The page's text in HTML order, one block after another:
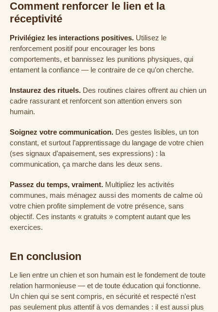
Comment renforcer le lien et la
réceptivité
Privilégiez les interactions positives. Utilisez le
renforcement positif pour encourager les bons
comportements, et bannissez les punitions physiques, qui
entament la confiance — le contraire de ce qu’on cherche.
Instaurez des rituels. Des routines claires offrent au chien un
cadre rassurant et renforcent son attention envers son
humain.
Soignez votre communication. Des gestes lisibles, un ton
constant, et surtout l’apprentissage du langage de votre chien
(ses signaux d’apaisement, ses expressions) : la
communication, ça marche dans les deux sens.
Passez du temps, vraiment. Multipliez les activités
communes, mais ménagez aussi des moments de calme où
votre chien profite simplement de votre présence, sans
objectif. Ces instants « gratuits » comptent autant que les
exercices.
En conclusion
Le lien entre un chien et son humain est le fondement de toute
relation harmonieuse — et de toute éducation qui fonctionne.
Un chien qui se sent compris, en sécurité et respecté n’est
pas seulement plus attentif à vos demandes : il est aussi plus